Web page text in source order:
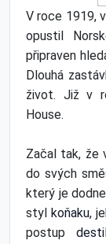
V roce 1919,
opustil
připraven
Dlouhá
život. Již v
House.
Začal tak, že
do svých
který je
styl koňaku,
postup